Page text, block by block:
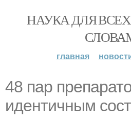
НАУКА ДЛЯ
главная
48 пар
идентичным